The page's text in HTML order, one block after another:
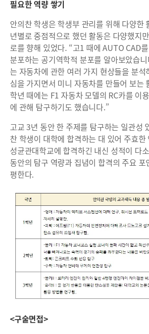
필요한 역량 쌓기
안의찬 학생은 학생부 관리를 위해 다양한
년별로 중점적으로 했던 활동은 다양했지
로를 향해 있었다. “고1 때에 AUTO CAD
분포하는 공기역학적 분포를 알아보았습
는 자동차에 관한 여러 가지 현상들을 분석
심을 가지면서 미니 자동차를 만들어 보는
학년 때에는 F1 자동차 모델의 RC카를 이
에 관해 탐구하기도 했습니다.”
고교 3년 동안 한 주제를 탐구하는 일관성
찬 학생이 대학에 합격하는 대 있어 주효한
성균관대학교에 합격하긴 내신 성적이 다
동안의 탐구 역량과 집념이 합격의 주요
평한다.
<구술면접>